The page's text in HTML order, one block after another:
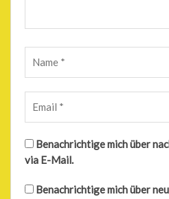
Benachrichtige mich über
via E-Mail.
Benachrichtige mich über